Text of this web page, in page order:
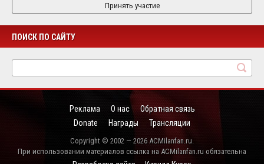
Принять участие
ПОИСК ПО САЙТУ
Реклама О нас
Обратная связь
Donate
Награды Трансляции
Copyright © 2002 — 2026 ACMilanfan.ru.
При использовании материалов ссылка на ACMilanfan.ru обязательна